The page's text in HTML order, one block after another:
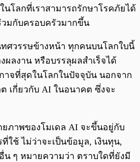
นโลกที่เราสามารถรักษาโรคภัยได้
วมกับครอบครัวมากขึ้น
ทศวรรษข้างหน้า ทุกคนบนโลกใบนี้
ผลงาน หรือบรรลุผลสำเร็จได้
าจที่สุดในโลกในปัจจุบัน นอกจาก
ต เกี่ยวกับ AI ในอนาคต ซึ่งจะ
ภาพของโมเดล AI จะขึ้นอยู่กับ
ใช้ ไม่ว่าจะเป็นข้อมูล, เงินทุน,
น ๆ หมายความว่า ตราบใดที่ยังมี